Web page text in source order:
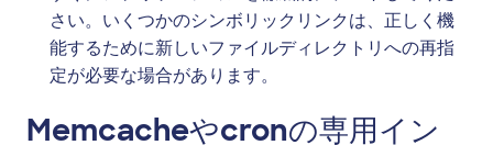
さい。いくつかのシンボリックリンクは、正しく機
能するために新しいファイルディレクトリへの再指
定が必要な場合があります。
Memcacheやcronの専用イン